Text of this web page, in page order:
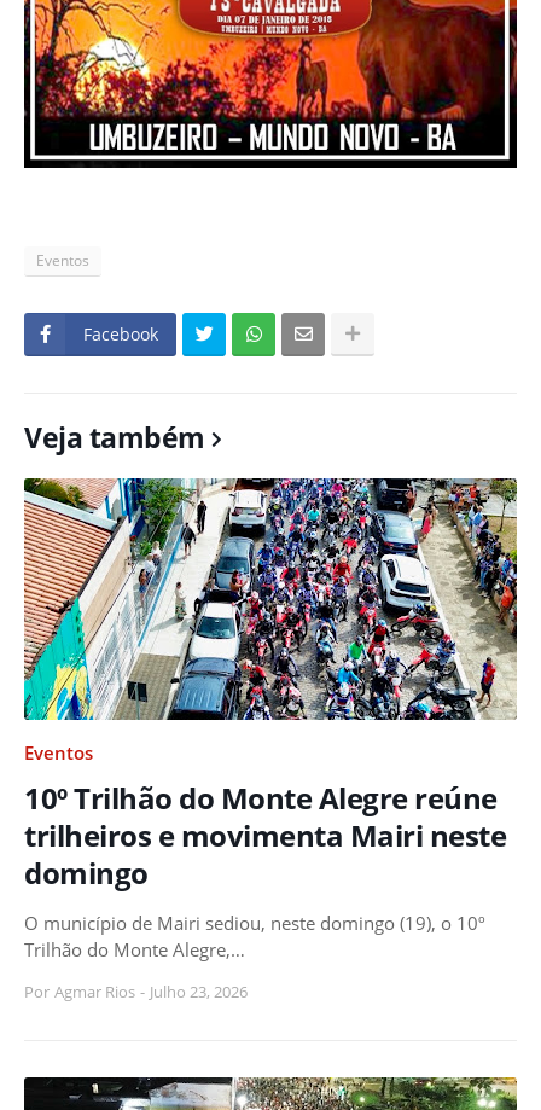
Eventos
Facebook
Veja também
Eventos
10º Trilhão do Monte Alegre reúne
trilheiros e movimenta Mairi neste
domingo
O município de Mairi sediou, neste domingo (19), o 10º
Trilhão do Monte Alegre,…
Por Agmar Rios - Julho 23, 2026